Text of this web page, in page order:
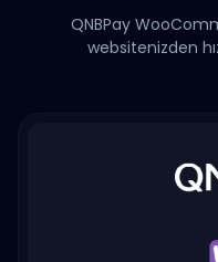
QNBPay
websitenizden